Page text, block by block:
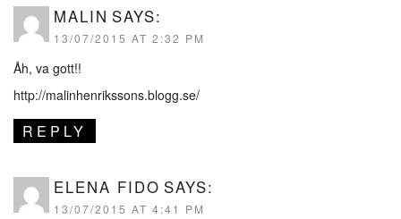
MALIN SAYS:
13/07/2015 AT 2:32 PM
Åh, va gott!!
http://malinhenrikssons.blogg.se/
REPLY
ELENA FIDO SAYS:
13/07/2015 AT 4:41 PM